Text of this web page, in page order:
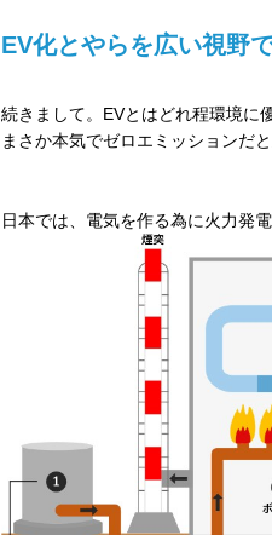
EV化とやらを広い視野
続きまして。EVとはどれ程環境に
まさか本気でゼロエミッションだ
日本では、電気を作る為に火力発